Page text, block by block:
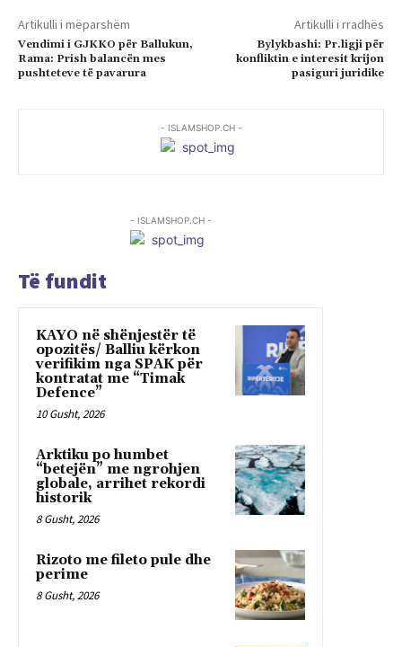
Artikulli i mëparshëm
Vendimi i GJKKO për Ballukun,
Rama: Prish balancën mes
pushteteve të pavarura
Artikulli i rradhës
Bylykbashi: Pr.ligji për
konfliktin e interesit krijon
pasiguri juridike
- ISLAMSHOP.CH -
- ISLAMSHOP.CH -
Të fundit
KAYO në shënjestër të
opozitës/ Balliu kërkon
verifikim nga SPAK për
kontratat me “Timak
Defence”
10 Gusht, 2026
Arktiku po humbet
“betejën” me ngrohjen
globale, arrihet rekordi
historik
8 Gusht, 2026
Rizoto me fileto pule dhe
perime
8 Gusht, 2026